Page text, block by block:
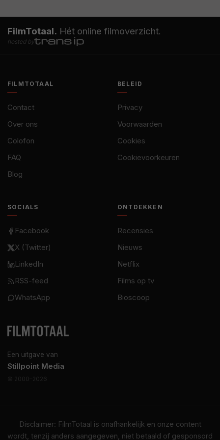
FilmTotaal. Hét online filmoverzicht.
hosted by
Een uitgave van
Stillpoint Media
© 2000–2026
FILMTOTAAL
Contact
Over ons
Colofon
FAQ
Blog
BELEID
Privacy
Voorwaarden
Cookies
Cookievoorkeuren
SOCIALS
Facebook
X (Twitter)
LinkedIn
RSS-feed
WhatsApp
ONTDEKKEN
Recensies
Nieuws
Netflix
Films op tv
Bioscoop
Disclaimer: FilmTotaal is onafhankelijk en onze content
wordt, tenzij anders aangegeven, niet betaald of gesponsord